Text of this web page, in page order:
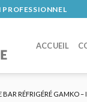
ACCUEIL
BAR RÉFRIGÉRÉ GAMKO –